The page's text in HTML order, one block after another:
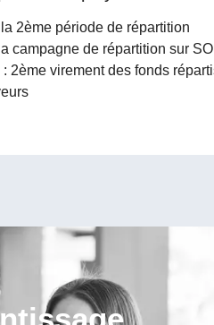
2ème période de répartition
campagne de répartition sur
: 2ème virement des fonds